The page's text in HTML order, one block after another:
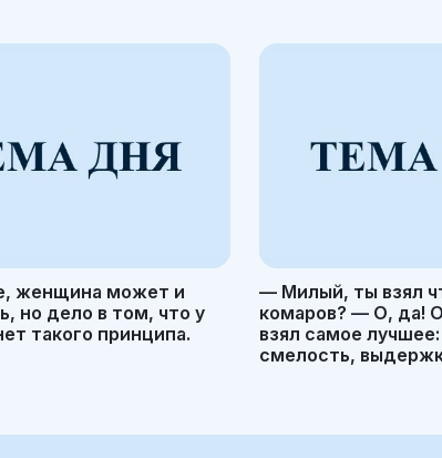
женщина может и
но дело в том, что у
такого принципа.
— Милый, ты взял
комаров? — О, да!
взял самое
смелость,